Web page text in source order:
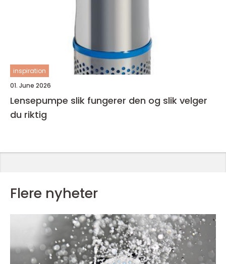
inspiration
01. June 2026
Lensepumpe slik fungerer den og slik velger
du riktig
Flere nyheter